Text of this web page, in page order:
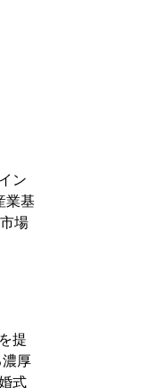
ン
業基
場
提
厚
式